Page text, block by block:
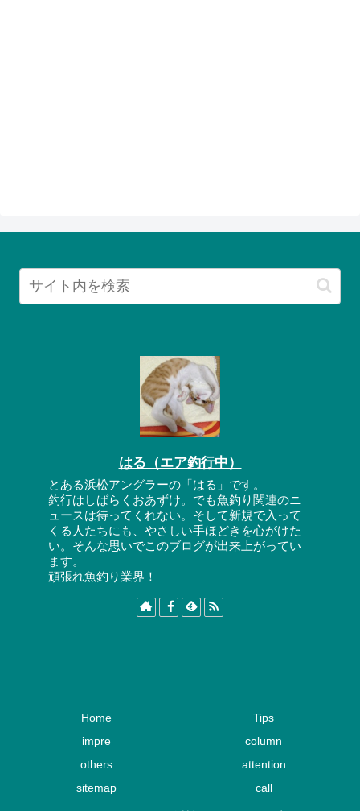
はる（エア釣行中）
とある浜松アングラーの「はる」です。
釣行はしばらくおあずけ。でも魚釣り関連のニ
ュースは待ってくれない。そして新規で入って
くる人たちにも、やさしい手ほどきを心がけた
い。そんな思いでこのブログが出来上がってい
ます。
頑張れ魚釣り業界！
Home
Tips
impre
column
others
attention
sitemap
call